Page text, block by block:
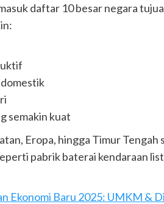
daftar 10 besar negara
semakin kuat
Eropa, hingga Timur Tengah
pabrik baterai kendaraan
Ekonomi Baru 2025: UMKM &